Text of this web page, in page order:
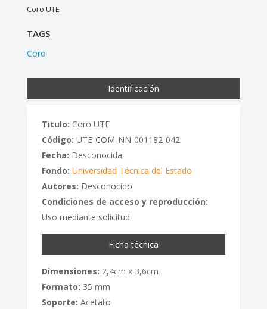
Coro UTE
TAGS
Coro
Identificación
Titulo: Coro UTE
Código: UTE-COM-NN-001182-042
Fecha: Desconocida
Fondo: Universidad Técnica del Estado
Autores: Desconocido
Condiciones de acceso y reproducción:
Uso mediante solicitud
Ficha técnica
Dimensiones: 2,4cm x 3,6cm
Formato: 35 mm
Soporte: Acetato